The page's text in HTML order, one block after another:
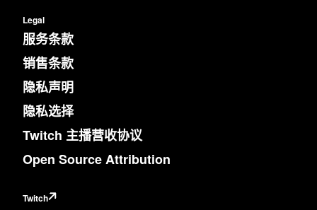
Legal
服务条款
销售条款
隐私声明
隐私选择
Twitch 主播营收协议
Open Source Attribution
Twitch